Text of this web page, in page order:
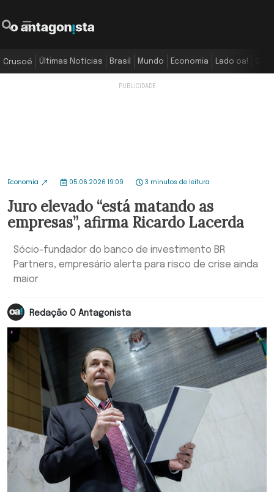
Crusoé Últimas Notícias Brasil Mundo Economia Lado oa!
Economia 05.06.2026 19:09 3 minutos de leitura
Juro elevado “está matando as
empresas”, afirma Ricardo Lacerda
Sócio-fundador do banco de investimento BR
Partners, empresário alerta para risco de crise ainda
maior
Redação O Antagonista